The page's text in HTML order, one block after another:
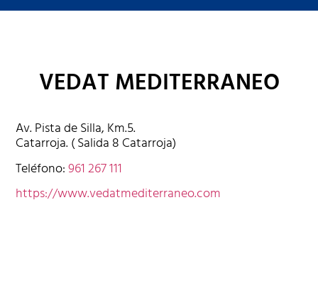
VEDAT MEDITERRANEO
Av. Pista de Silla, Km.5.
Catarroja. ( Salida 8 Catarroja)
Teléfono:961 267 111
https://www.vedatmediterraneo.com